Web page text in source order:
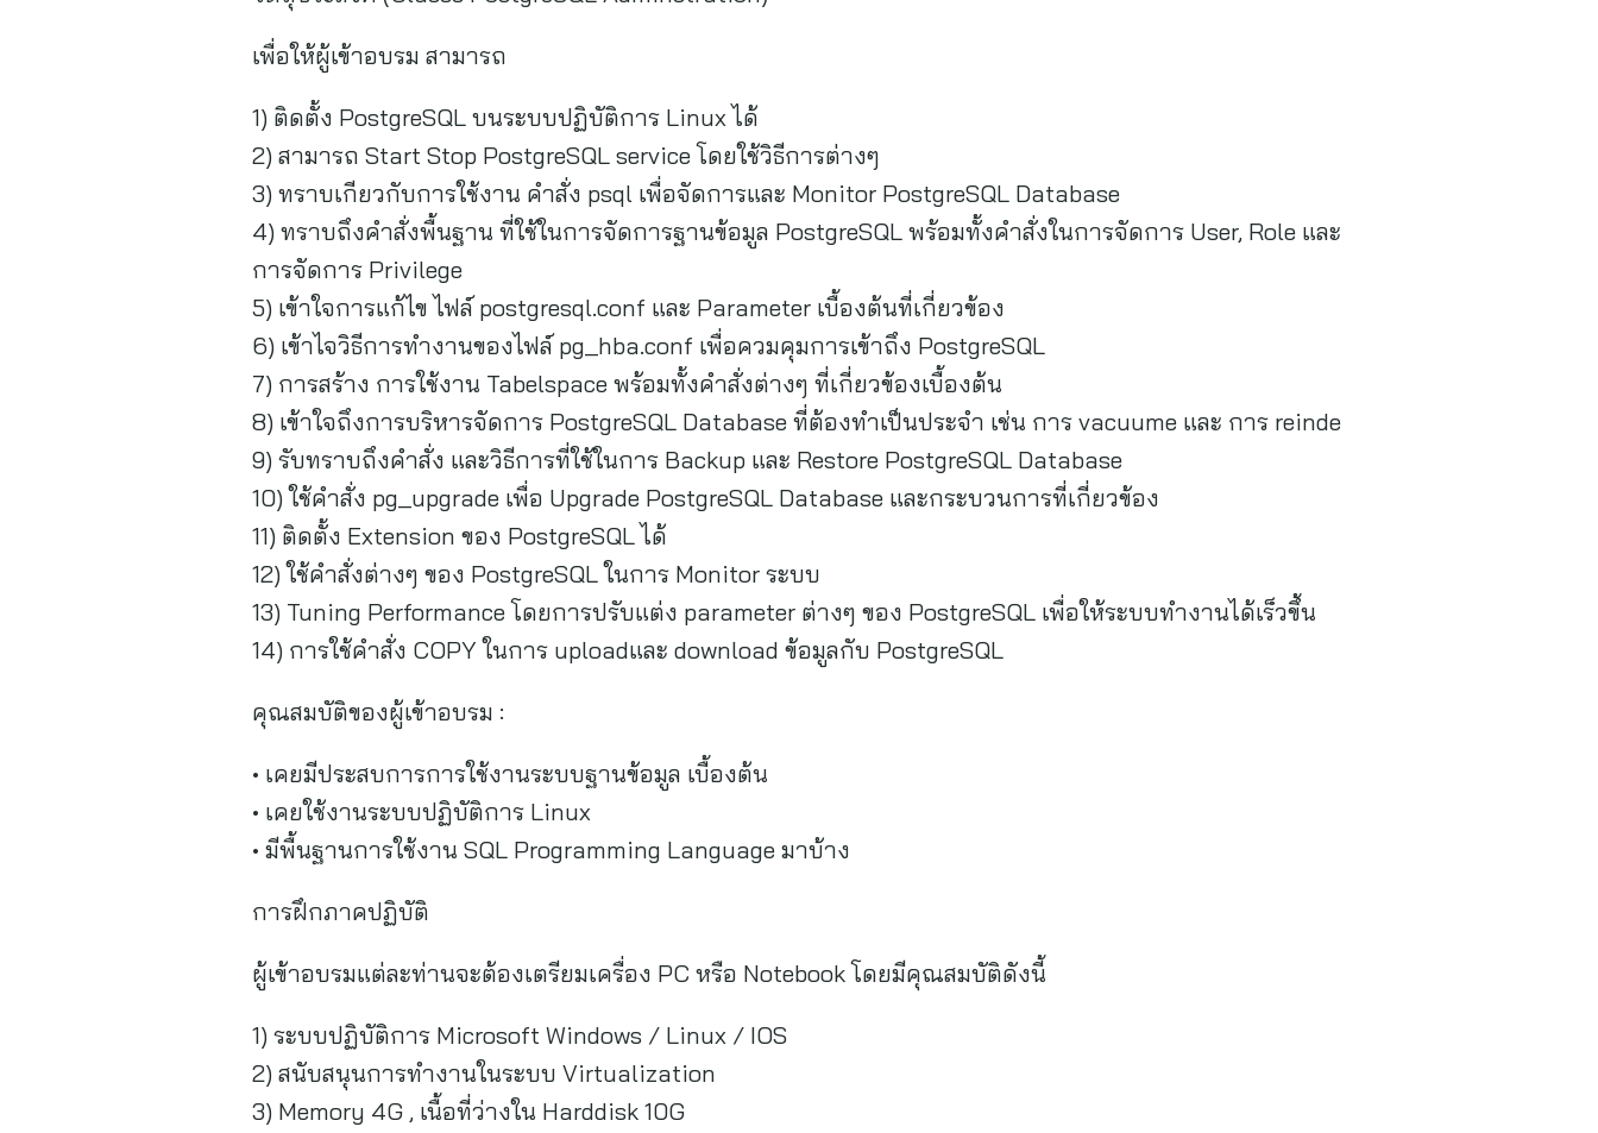
เพื่อให้ผู้เข้าอบรม สามารถ
1) ติดตั้ง PostgreSQL บนระบบปฏิบัติการ Linux ได้
2) สามารถ Start Stop PostgreSQL service โดยใช้วิธีการต่างๆ
3) ทราบเกียวกับการใช้งาน คำสั่ง psql เพื่อจัดการและ Monitor PostgreSQL Database
4) ทราบถึงคำสั่งพื้นฐาน ที่ใช้ในการจัดการฐานข้อมูล PostgreSQL พร้อมทั้งคำสั่งในการจัดการ User, Role และ
การจัดการ Privilege
5) เข้าใจการแก้ไข ไฟล์ postgresql.conf และ Parameter เบื้องต้นที่เกี่ยวข้อง
6) เข้าไจวิธีการทำงานของไฟล์ pg_hba.conf เพื่อควมคุมการเข้าถึง PostgreSQL
7) การสร้าง การใช้งาน Tabelspace พร้อมทั้งคำสั่งต่างๆ ที่เกี่ยวข้องเบื้องต้น
8) เข้าใจถึงการบริหารจัดการ PostgreSQL Database ที่ต้องทำเป็นประจำ เช่น การ vacuume และ การ reinde
9) รับทราบถึงคำสั่ง และวิธีการที่ใช้ในการ Backup และ Restore PostgreSQL Database
10) ใช้คำสั่ง pg_upgrade เพื่อ Upgrade PostgreSQL Database และกระบวนการที่เกี่ยวข้อง
11) ติดตั้ง Extension ของ PostgreSQL ได้
12) ใช้คำสั่งต่างๆ ของ PostgreSQL ในการ Monitor ระบบ
13) Tuning Performance โดยการปรับแต่ง parameter ต่างๆ ของ PostgreSQL เพื่อให้ระบบทำงานได้เร็วขึ้น
14) การใช้คำสั่ง COPY ในการ uploadและ download ข้อมูลกับ PostgreSQL
คุณสมบัติของผู้เข้าอบรม :
• เคยมีประสบการการใช้งานระบบฐานข้อมูล เบื้องต้น
• เคยใช้งานระบบปฏิบัติการ Linux
• มีพื้นฐานการใช้งาน SQL Programming Language มาบ้าง
การฝึกภาคปฏิบัติ
ผู้เข้าอบรมแต่ละท่านจะต้องเตรียมเครื่อง PC หรือ Notebook โดยมีคุณสมบัติดังนี้
1) ระบบปฏิบัติการ Microsoft Windows / Linux / IOS
2) สนับสนุนการทำงานในระบบ Virtualization
3) Memory 4G , เนื้อที่ว่างใน Harddisk 10G